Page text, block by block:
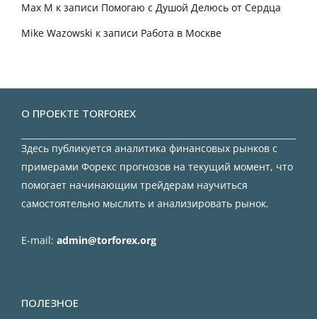
Max M к записи Помогаю с Душой Делюсь от Сердца
Mike Wazowski к записи Работа в Москве
О ПРОЕКТЕ TORFOREX
Здесь публикуется аналитика финансовых рынков с
примерами Форекс прогнозов на текущий момент, что
помогает начинающим трейдерам научиться
самостоятельно мыслить и анализировать рынок.
E-mail: admin@torforex.org
ПОЛЕЗНОЕ